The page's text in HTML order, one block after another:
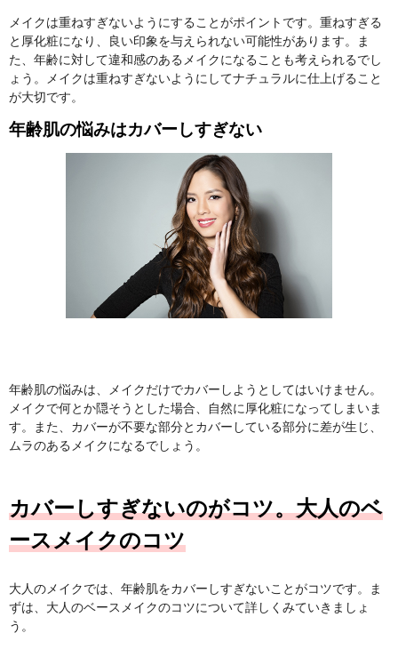
メイクは重ねすぎないようにすることがポイントです。重ねすぎる
と厚化粧になり、良い印象を与えられない可能性があります。ま
た、年齢に対して違和感のあるメイクになることも考えられるでし
ょう。メイクは重ねすぎないようにしてナチュラルに仕上げること
が大切です。
年齢肌の悩みはカバーしすぎない
年齢肌の悩みは、メイクだけでカバーしようとしてはいけません。
メイクで何とか隠そうとした場合、自然に厚化粧になってしまいま
す。また、カバーが不要な部分とカバーしている部分に差が生じ、
ムラのあるメイクになるでしょう。
カバーしすぎないのがコツ。大人のベ
ースメイクのコツ
大人のメイクでは、年齢肌をカバーしすぎないことがコツです。ま
ずは、大人のベースメイクのコツについて詳しくみていきましょ
う。